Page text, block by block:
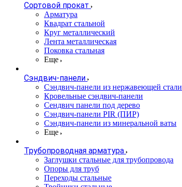
Сортовой прокат
Арматура
Квадрат стальной
Круг металлический
Лента металлическая
Поковка стальная
Еще
Сэндвич-панели
Cэндвич-панели из нержавеющей стали
Кровельные сэндвич-панели
Сендвич панели под дерево
Сэндвич-панели PIR (ПИР)
Сэндвич-панели из минеральной ваты
Еще
Трубопроводная арматура
Заглушки стальные для трубопровода
Опоры для труб
Переходы стальные